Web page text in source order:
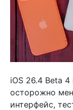
iOS 26.4 Beta
осторожно
интерфейс,